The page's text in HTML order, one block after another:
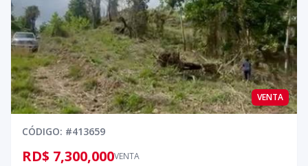
VENTA
CÓDIGO: #413659
VENTA
RD$ 7,300,000